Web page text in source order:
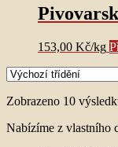
153,00 Kč/kg
Zobrazeno 10
Nabízíme z vlastního